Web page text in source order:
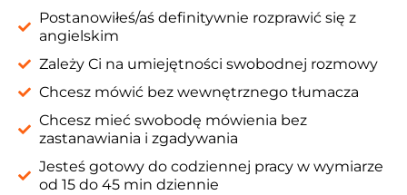
Postanowiłeś/aś definitywnie rozprawić się z
angielskim
Zależy Ci na umiejętności swobodnej rozmowy
Chcesz mówić bez wewnętrznego tłumacza
Chcesz mieć swobodę mówienia bez
zastanawiania i zgadywania
Jesteś gotowy do codziennej pracy w wymiarze
od 15 do 45 min dziennie